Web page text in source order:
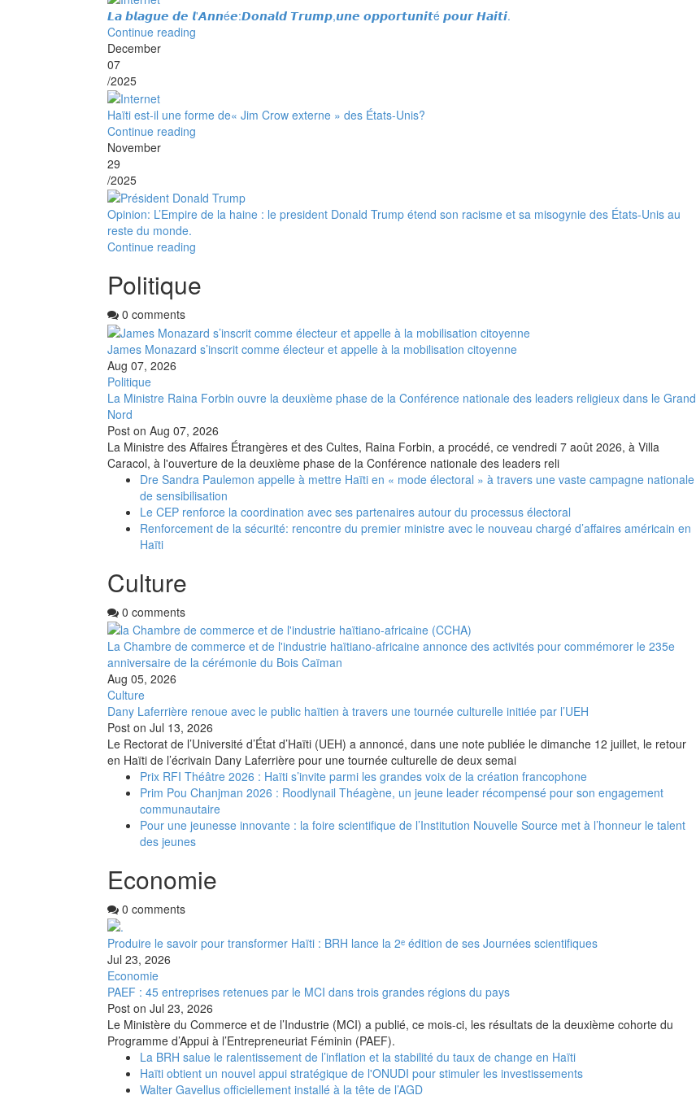
𝙇𝙖 𝙗𝙡𝙖𝙜𝙪𝙚 𝙙𝙚 𝙡'𝘼𝙣𝙣é𝙚:𝘿𝙤𝙣𝙖𝙡𝙙 𝙏𝙧𝙪𝙢𝙥,𝙪𝙣𝙚 𝙤𝙥𝙥𝙤𝙧𝙩𝙪𝙣𝙞𝙩é 𝙥𝙤𝙪𝙧 𝙃𝙖𝙞𝙩𝙞.
Continue reading
December
07
/2025
Haïti est-il une forme de« Jim Crow externe » des États‑Unis?
Continue reading
November
29
/2025
Opinion: L’Empire de la haine : le president Donald Trump étend son racisme et sa misogynie des États-Unis au
reste du monde.
Continue reading
Politique
0 comments
James Monazard s’inscrit comme électeur et appelle à la mobilisation citoyenne
Aug 07, 2026
Politique
La Ministre Raina Forbin ouvre la deuxième phase de la Conférence nationale des leaders religieux dans le Grand
Nord
Post on Aug 07, 2026
La Ministre des Affaires Étrangères et des Cultes, Raina Forbin, a procédé, ce vendredi 7 août 2026, à Villa
Caracol, à l'ouverture de la deuxième phase de la Conférence nationale des leaders reli
Dre Sandra Paulemon appelle à mettre Haïti en « mode électoral » à travers une vaste campagne nationale
de sensibilisation
Le CEP renforce la coordination avec ses partenaires autour du processus électoral
Renforcement de la sécurité: rencontre du premier ministre avec le nouveau chargé d’affaires américain en
Haïti
Culture
0 comments
La Chambre de commerce et de l'industrie haïtiano-africaine annonce des activités pour commémorer le 235e
anniversaire de la cérémonie du Bois Caïman
Aug 05, 2026
Culture
Dany Laferrière renoue avec le public haïtien à travers une tournée culturelle initiée par l’UEH
Post on Jul 13, 2026
Le Rectorat de l’Université d’État d’Haïti (UEH) a annoncé, dans une note publiée le dimanche 12 juillet, le retour
en Haïti de l’écrivain Dany Laferrière pour une tournée culturelle de deux semai
Prix RFI Théâtre 2026 : Haïti s’invite parmi les grandes voix de la création francophone
Prim Pou Chanjman 2026 : Roodlynail Théagène, un jeune leader récompensé pour son engagement
communautaire
Pour une jeunesse innovante : la foire scientifique de l’Institution Nouvelle Source met à l’honneur le talent
des jeunes
Economie
0 comments
Produire le savoir pour transformer Haïti : BRH lance la 2ᵉ édition de ses Journées scientifiques
Jul 23, 2026
Economie
PAEF : 45 entreprises retenues par le MCI dans trois grandes régions du pays
Post on Jul 23, 2026
Le Ministère du Commerce et de l’Industrie (MCI) a publié, ce mois-ci, les résultats de la deuxième cohorte du
Programme d’Appui à l’Entrepreneuriat Féminin (PAEF).
La BRH salue le ralentissement de l’inflation et la stabilité du taux de change en Haïti
Haïti obtient un nouvel appui stratégique de l'ONUDI pour stimuler les investissements
Walter Gavellus officiellement installé à la tête de l’AGD